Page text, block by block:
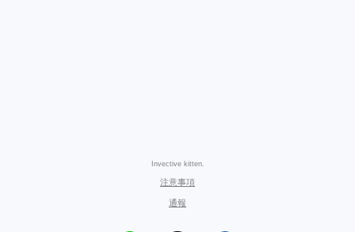
Invective kitten.
注意事項
通報